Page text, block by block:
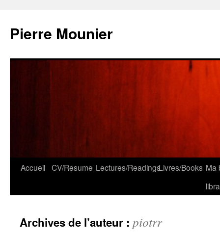
contenu
Pierre Mounier
Accueil CV/Resume Lectures/ReadingsLivres/Books Ma
Archives de l’auteur : piotrr